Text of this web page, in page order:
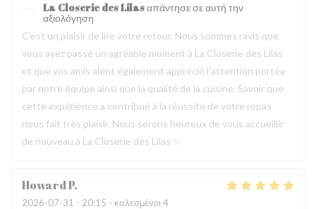
La Closerie des Lilasαπάντησε σε αυτή την
αξιολόγηση
C’est un plaisir de lire votre retour. Nous sommes ravis que
vous ayez passé un agréable moment à La Closerie des Lilas
et que vos amis aient également apprécié l’attention portée
par notre équipe ainsi que la qualité de la cuisine. Savoir que
cette expérience a contribué à la réussite de votre repas
nous fait très plaisir. Nous serons heureux de vous accueillir
de nouveau à La Closerie des Lilas ✨
HowardP
2026-07-31 - 20:15 - καλεσμένοι 4